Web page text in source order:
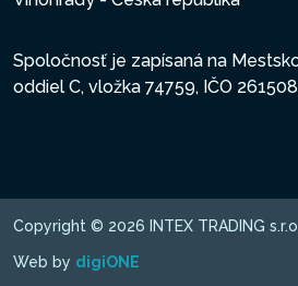
Spoločnosť je zapísaná na
oddiel C, vložka 74759, IČO
Copyright © 2026 INTEX TRADING
Web by digiONE